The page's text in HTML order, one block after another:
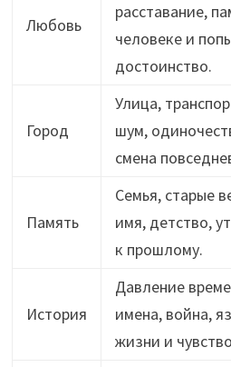
Любовь
расставание,
человеке и
достоинство.
Город
Улица,
шум,
смена
Память
Семья, старые
имя, детство,
к прошлому.
История
Давление
имена, война,
жизни и